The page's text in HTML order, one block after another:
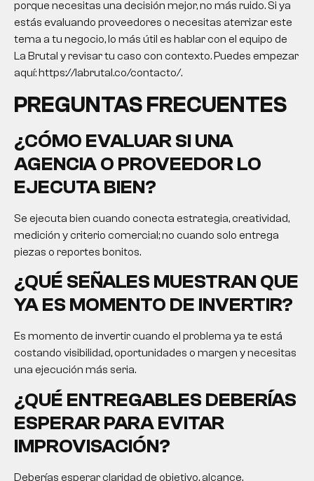
porque necesitas una decisión mejor, no más ruido. Si ya
estás evaluando proveedores o necesitas aterrizar este
tema a tu negocio, lo más útil es hablar con el equipo de
La Brutal y revisar tu caso con contexto. Puedes empezar
aquí: https://labrutal.co/contacto/.
PREGUNTAS FRECUENTES
¿CÓMO EVALUAR SI UNA
AGENCIA O PROVEEDOR LO
EJECUTA BIEN?
Se ejecuta bien cuando conecta estrategia, creatividad,
medición y criterio comercial; no cuando solo entrega
piezas o reportes bonitos.
¿QUÉ SEÑALES MUESTRAN QUE
YA ES MOMENTO DE INVERTIR?
Es momento de invertir cuando el problema ya te está
costando visibilidad, oportunidades o margen y necesitas
una ejecución más seria.
¿QUÉ ENTREGABLES DEBERÍAS
ESPERAR PARA EVITAR
IMPROVISACIÓN?
Deberías esperar claridad de objetivo, alcance,